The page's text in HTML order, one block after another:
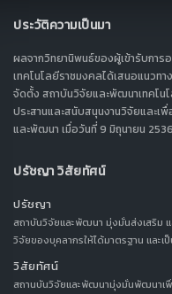
ประวัติความเป็นมา
ผลจากวิทยานิพนธ์ของผู้เข้ารับกา
เทคโนโลยีราชมงคลได้เสนอแนวท
จัดตั้ง สถาบันวิจัยและพัฒนาเทคโน
ประสานและสนับสนุนงานวิจัยและเ
และพัฒนา เมื่อวันที่ 9 มิถุนายน 2536
ปรัชญา วิสัยทัศน์
ปรัชญา
สถาบันวิจัยและพัฒนา มุ่งมั่นส่งเสริม
วิจัยของบุคลากรให้ได้มาตรฐาน และเ
วิสัยทัศน์
สถานบันวิจัยและพัฒนามุ่งมั่นพัฒนาเพื่